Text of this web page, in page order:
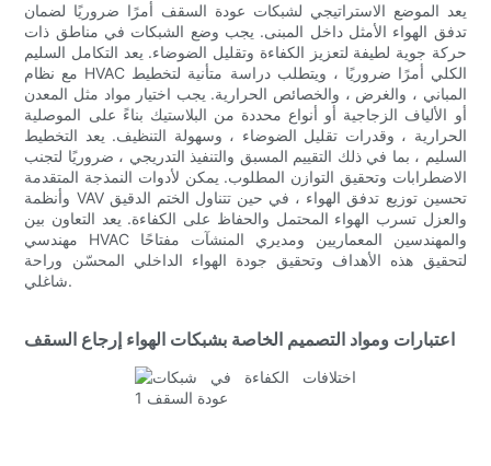
يعد الموضع الاستراتيجي لشبكات عودة السقف أمرًا ضروريًا لضمان
تدفق الهواء الأمثل داخل المبنى. يجب وضع الشبكات في مناطق ذات
حركة جوية لطيفة لتعزيز الكفاءة وتقليل الضوضاء. يعد التكامل السليم
مع نظام HVAC الكلي أمرًا ضروريًا ، ويتطلب دراسة متأنية لتخطيط
المباني ، والغرض ، والخصائص الحرارية. يجب اختيار مواد مثل المعدن
أو الألياف الزجاجية أو أنواع محددة من البلاستيك بناءً على الموصلية
الحرارية ، وقدرات تقليل الضوضاء ، وسهولة التنظيف. يعد التخطيط
السليم ، بما في ذلك التقييم المسبق والتنفيذ التدريجي ، ضروريًا لتجنب
الاضطرابات وتحقيق التوازن المطلوب. يمكن لأدوات النمذجة المتقدمة
وأنظمة VAV تحسين توزيع تدفق الهواء ، في حين تتناول الختم الدقيق
والعزل تسرب الهواء المحتمل والحفاظ على الكفاءة. يعد التعاون بين
مهندسي HVAC والمهندسين المعماريين ومديري المنشآت مفتاحًا
لتحقيق هذه الأهداف وتحقيق جودة الهواء الداخلي المحسّن وراحة
شاغلي.
اعتبارات ومواد التصميم الخاصة بشبكات الهواء إرجاع السقف